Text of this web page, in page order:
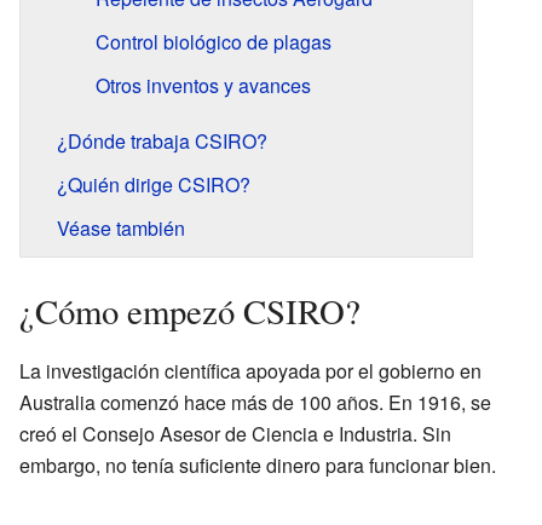
Control biológico de plagas
Otros inventos y avances
¿Dónde trabaja CSIRO?
¿Quién dirige CSIRO?
Véase también
¿Cómo empezó CSIRO?
La investigación científica apoyada por el gobierno en
Australia comenzó hace más de 100 años. En 1916, se
creó el Consejo Asesor de Ciencia e Industria. Sin
embargo, no tenía suficiente dinero para funcionar bien.